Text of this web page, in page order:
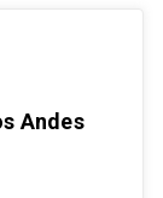
Andes